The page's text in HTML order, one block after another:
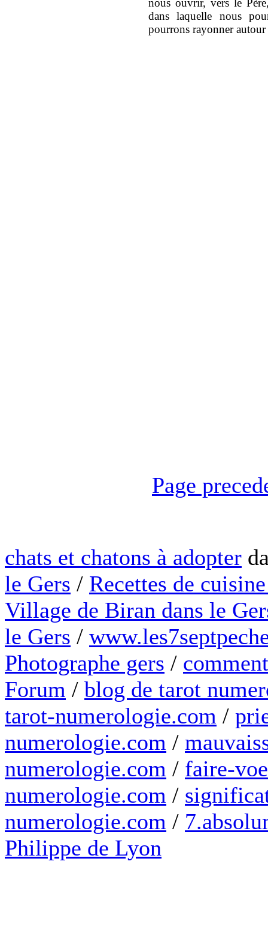
nous ouvrir, vers le
dans laquelle nous
pourrons rayonner autour
Page
chats et chatons à adopter
le Gers / Recettes de
Village de Biran dans le
le Gers /
Photographe gers /
Forum / blog de tarot
tarot-numerologie.com /
numerologie.com /
numerologie.com / faire-
numerologie.com /
numerologie.com /
Philippe de Lyon